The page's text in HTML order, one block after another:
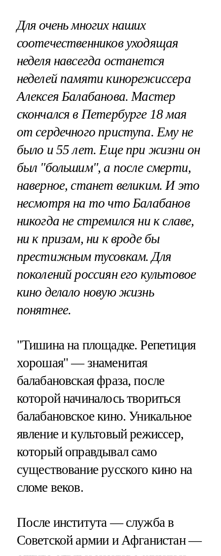
Для очень многих наших
соотечественников уходящая
неделя навсегда останется
неделей памяти кинорежиссера
Алексея Балабанова. Мастер
скончался в Петербурге 18 мая
от сердечного приступа. Ему не
было и 55 лет. Еще при жизни он
был "большим", а после смерти,
наверное, станет великим. И это
несмотря на то что Балабанов
никогда не стремился ни к славе,
ни к призам, ни к вроде бы
престижным тусовкам. Для
поколений россиян его культовое
кино делало новую жизнь
понятнее.
"Тишина на площадке. Репетиция
хорошая" — знаменитая
балабановская фраза, после
которой начиналось твориться
балабановское кино. Уникальное
явление и культовый режиссер,
который оправдывал само
существование русского кино на
сломе веков.
После института — служба в
Советской армии и Афганистан —